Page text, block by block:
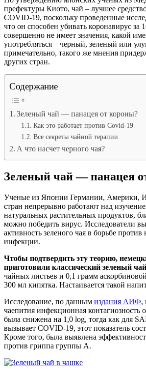
префектуры Киото, чай – лучшее
COVID-19, поскольку проведенные
что он способен убивать коронавирус за
совершенно не имеет значения, какой
употребляться – черный, зеленый или
примечательно, такого же мнения
других стран.
Содержание
Зеленый чай — панацея от короны?
Как это работает против Covid-19
Все секреты чайной терапии
А что насчет черного чая?
Зеленый чай — панацея
Ученые из Японии Германии, Америки,
стран непрерывно работают над
натуральных растительных продуктов,
можно победить вирус. Исследователи
активность зеленого чая в борьбе
инфекции.
Чтобы подтвердить эту теорию,
приготовили классический зеленый
чайных листьев и 0,1 грамм
300 мл кипятка. Настаивается такой
Исследование, по данным издания АИФ,
чаепития инфекционная контагиозность
была снижена на 1,0 log, тогда как для
вызывает COVID-19, этот показатель
Кроме того, была выявлена
против гриппа группы А.